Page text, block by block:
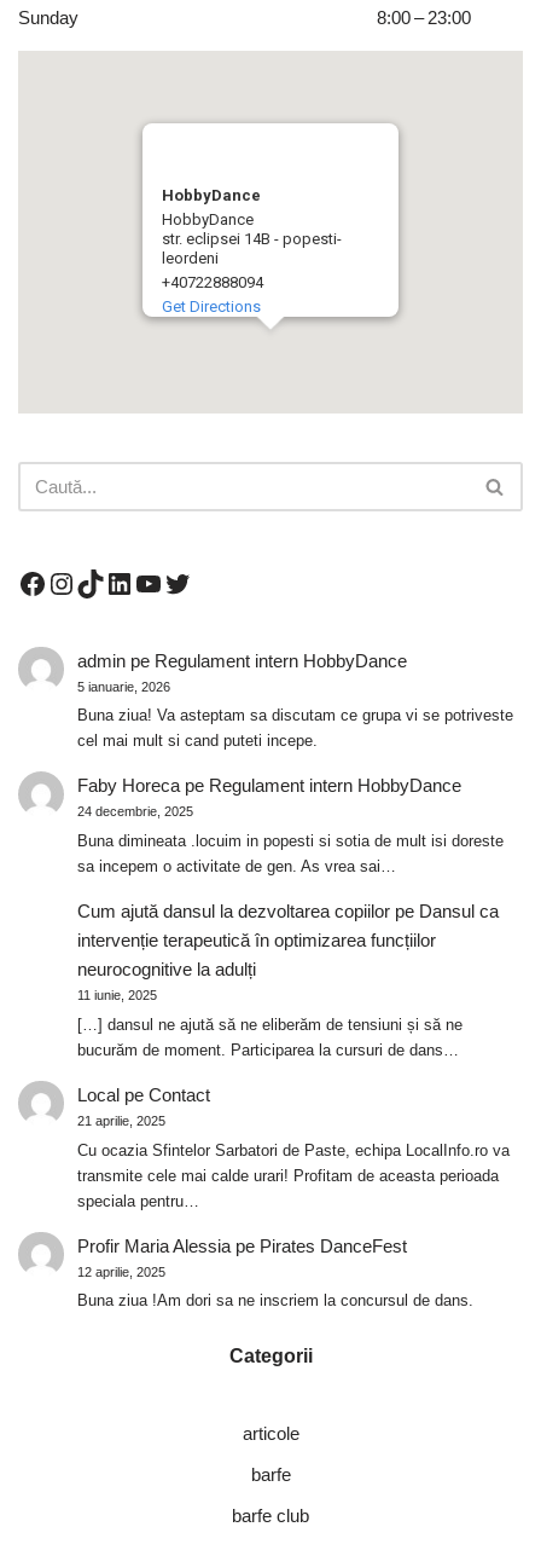
Sunday
8:00 – 23:00
HobbyDance
HobbyDance
str. eclipsei 14B - popesti-
leordeni
+40722888094
Get Directions
adminpe Regulament intern HobbyDance
5 ianuarie, 2026
Buna ziua! Va asteptam sa discutam ce grupa vi se potriveste
cel mai mult si cand puteti incepe.
Faby Horecape Regulament intern HobbyDance
24 decembrie, 2025
Buna dimineata .locuim in popesti si sotia de mult isi doreste
sa incepem o activitate de gen. As vrea sai…
Cum ajută dansul la dezvoltarea copiilorpe Dansul ca
intervenție terapeutică în optimizarea funcțiilor
neurocognitive la adulți
11 iunie, 2025
[…] dansul ne ajută să ne eliberăm de tensiuni și să ne
bucurăm de moment. Participarea la cursuri de dans…
Localpe Contact
21 aprilie, 2025
Cu ocazia Sfintelor Sarbatori de Paste, echipa LocalInfo.ro va
transmite cele mai calde urari! Profitam de aceasta perioada
speciala pentru…
Profir Maria Alessiape Pirates DanceFest
12 aprilie, 2025
Buna ziua !Am dori sa ne inscriem la concursul de dans.
Categorii
articole
barfe
barfe club